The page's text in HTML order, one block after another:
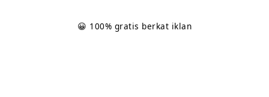
😀 100% gratis berkat iklan